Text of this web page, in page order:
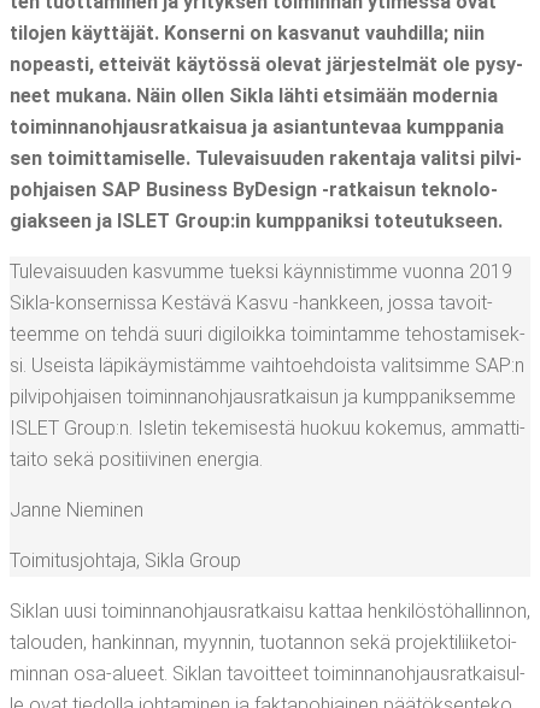
tilo­jen käyt­tä­jät. Kon­ser­ni on kas­va­nut vauh­dil­la; niin
nopeas­ti, ettei­vät käy­tös­sä ole­vat jär­jes­tel­mät ole pysy­
neet muka­na. Näin ollen Sikla läh­ti etsi­mään moder­nia
toi­min­na­noh­jaus­rat­kai­sua ja asian­tun­te­vaa kump­pa­nia
sen toi­mit­ta­mi­sel­le. Tule­vai­suu­den raken­ta­ja valit­si pil­vi­
poh­jai­sen SAP Busi­ness ByDe­sign ‑rat­kai­sun tek­no­lo­
giak­seen ja ISLET Group:in kump­pa­nik­si toteutukseen.
Tule­vai­suu­den kas­vum­me tuek­si käyn­nis­tim­me vuon­na 2019
Sikla-kon­ser­nis­sa Kes­tä­vä Kas­vu ‑hank­keen, jos­sa tavoit­
teem­me on teh­dä suu­ri digi­loik­ka toi­min­tam­me tehos­ta­mi­sek­
si. Useis­ta läpi­käy­mis­täm­me vaih­toeh­dois­ta valit­sim­me SAP:n
pil­vi­poh­jai­sen toi­min­na­noh­jaus­rat­kai­sun ja kump­pa­nik­sem­me
ISLET Group:n. Isle­tin teke­mi­ses­tä huo­kuu koke­mus, ammat­ti­
tai­to sekä posi­tii­vi­nen energia.
Jan­ne Nieminen
Toi­mi­tus­joh­ta­ja, Sikla Group
Siklan uusi toi­min­na­noh­jaus­rat­kai­su kat­taa hen­ki­lös­tö­hal­lin­non,
talou­den, han­kin­nan, myyn­nin, tuo­tan­non sekä pro­jek­ti­lii­ke­toi­
min­nan osa-alu­eet. Siklan tavoit­teet toi­min­na­noh­jaus­rat­kai­sul­